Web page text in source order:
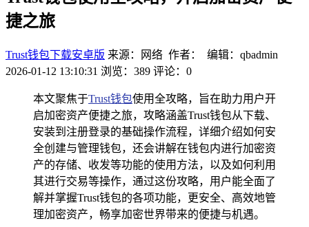
捷之旅
Trust钱包下载安卓版 来源：网络 作者： 编辑：qbadmin
2026-01-12 13:10:31 浏览：389 评论：0
本文聚焦于Trust钱包使用全攻略，旨在助力用户开
启加密资产便捷之旅，攻略涵盖Trust钱包从下载、
安装到注册登录的基础操作流程，详细介绍如何安
全创建与管理钱包，还会讲解在钱包内进行加密资
产的存储、收发等功能的使用方法，以及如何利用
其进行交易等操作，通过这份攻略，用户能全面了
解并掌握Trust钱包的各项功能，更安全、高效地管
理加密资产，畅享加密世界带来的便捷与机遇。